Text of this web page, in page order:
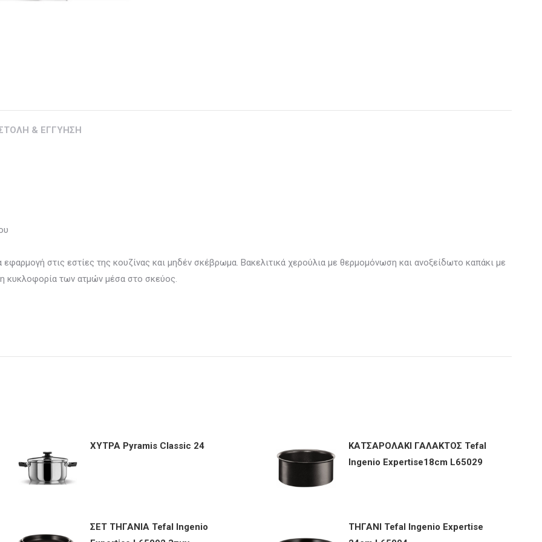
& ΕΓΓΥΗΣΗ
στις εστίες της κουζίνας και μηδέν σκέβρωμα. Βακελιτικά χερούλια με θερμομόνωση και ανοξείδωτο καπάκι με
κυκλοφορία των ατμών μέσα στο σκεύος.
ΧΥΤΡΑ Pyramis Classic 24
ΚΑΤΣΑΡΟΛΑΚΙ ΓΑΛΑΚΤΟΣ Tefal
Ingenio Expertise18cm L65029
ΣΕΤ ΤΗΓΑΝΙΑ Tefal Ingenio
ΤΗΓΑΝΙ Tefal Ingenio Expertise